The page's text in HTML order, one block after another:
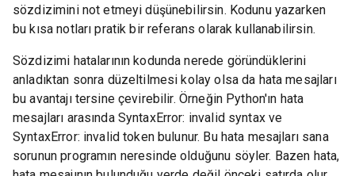
sözdizimini not etmeyi düşünebilirsin. Kodunu yazarken
bu kısa notları pratik bir referans olarak kullanabilirsin.
Sözdizimi hatalarının kodunda nerede göründüklerini
anladıktan sonra düzeltilmesi kolay olsa da hata mesajları
bu avantajı tersine çevirebilir. Örneğin Python'ın hata
mesajları arasında SyntaxError: invalid syntax ve
SyntaxError: invalid token bulunur. Bu hata mesajları sana
sorunun programın neresinde olduğunu söyler. Bazen hata,